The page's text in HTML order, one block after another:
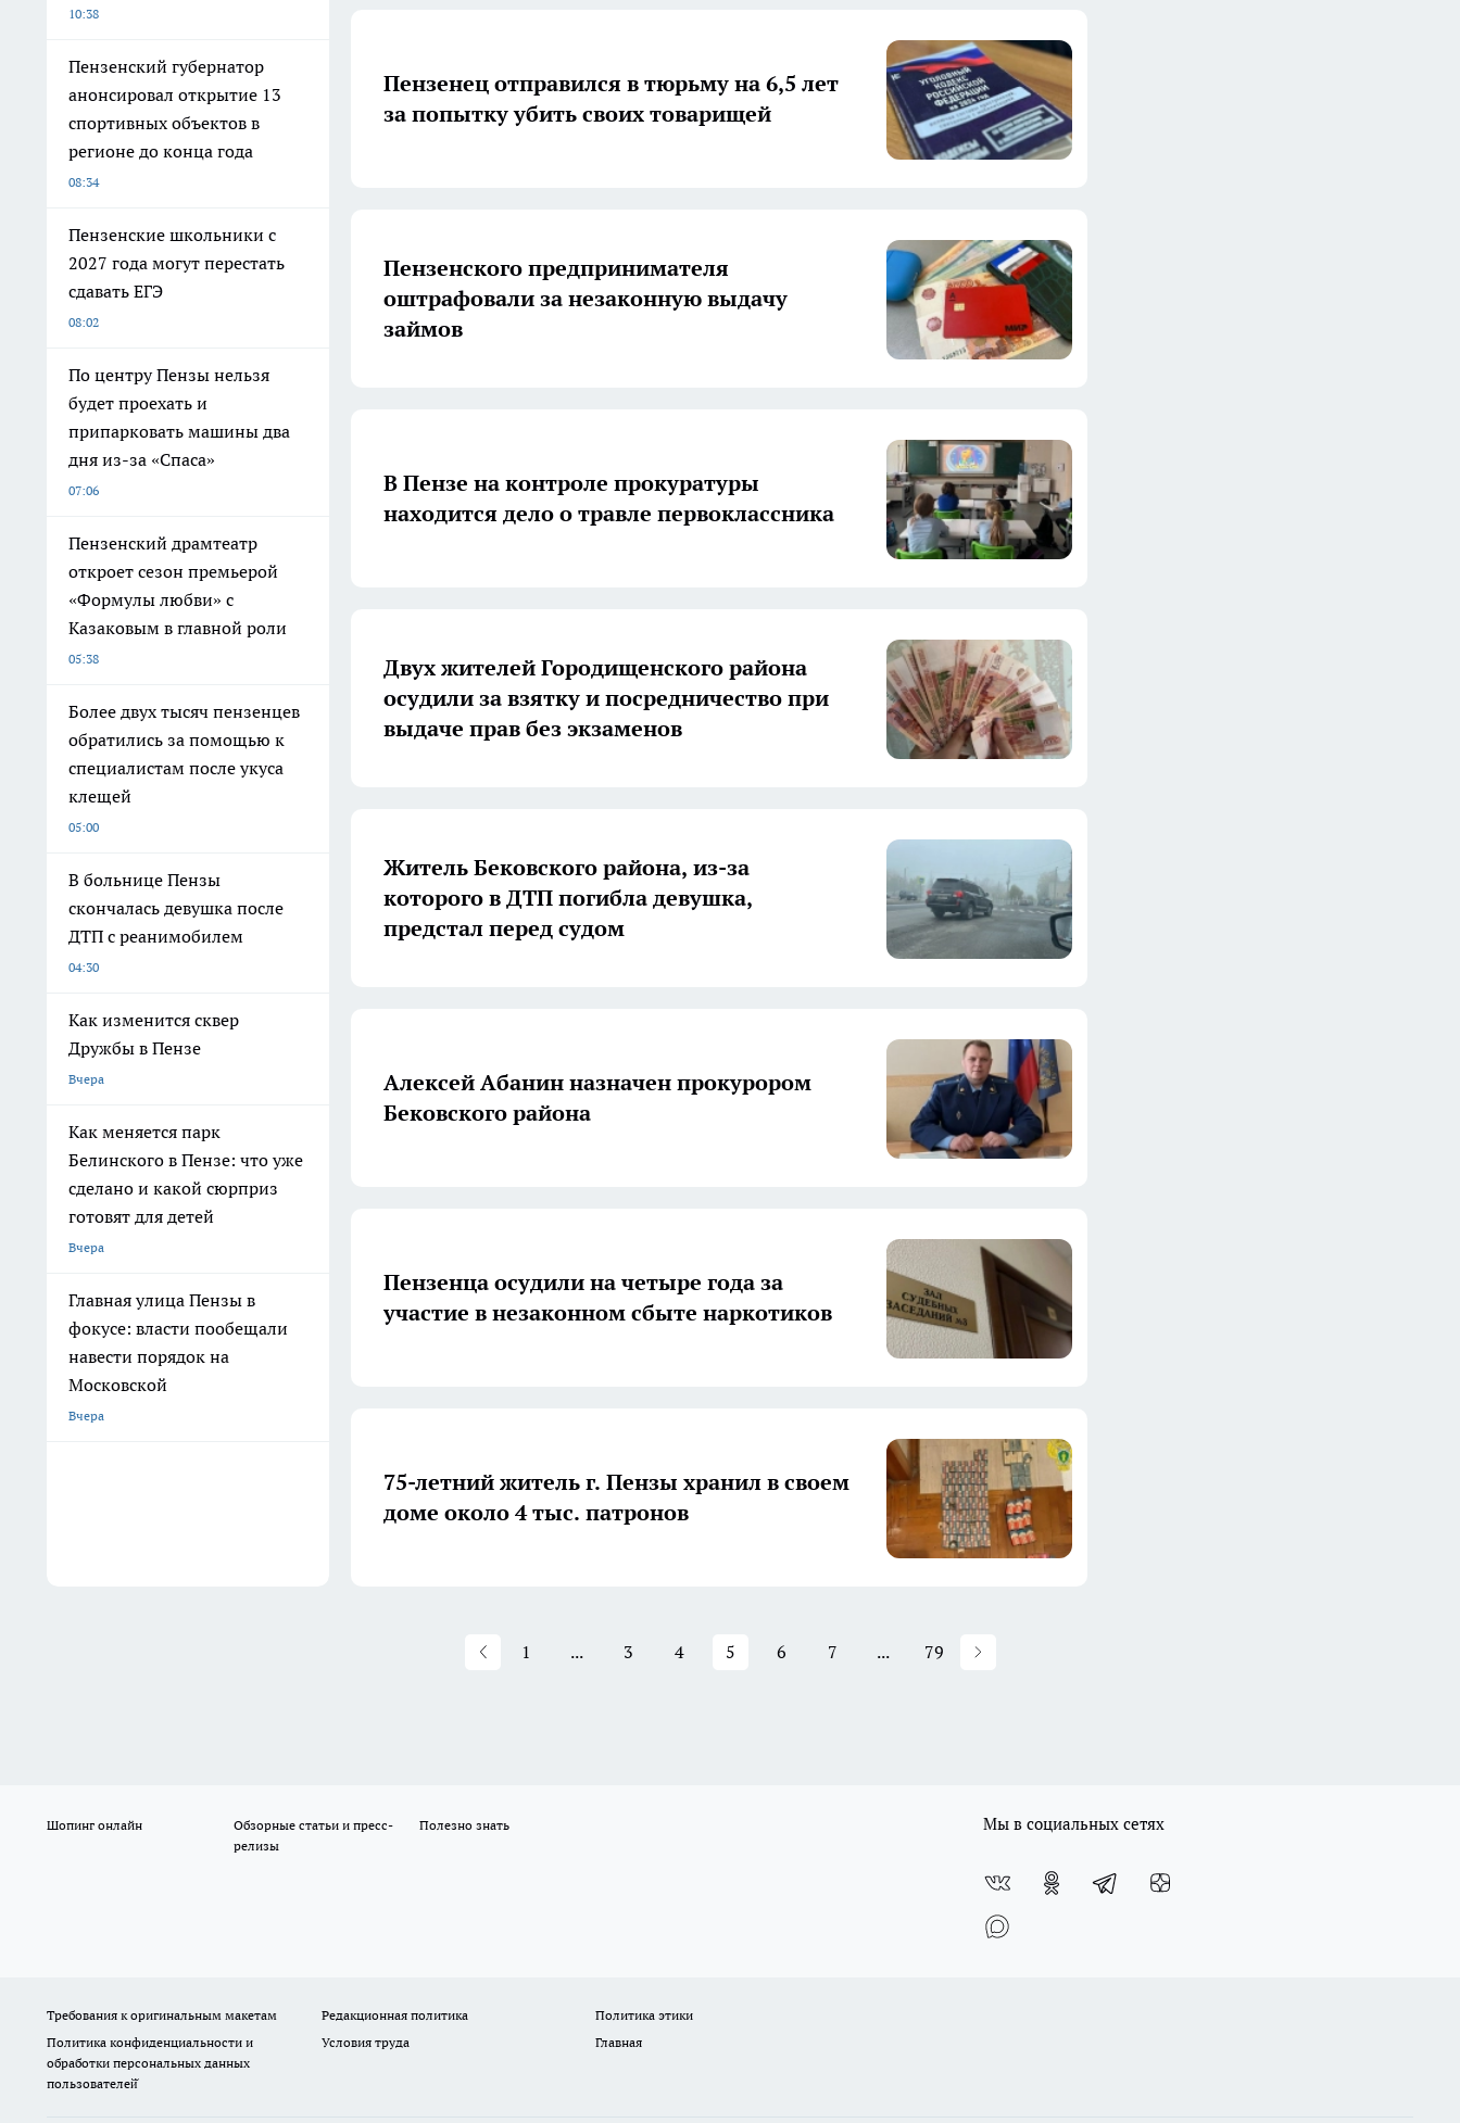
10:38
Пензенский губернатор
анонсировал открытие 13
спортивных объектов в
регионе до конца года
08:34
Пензенские школьники с
2027 года могут перестать
сдавать ЕГЭ
08:02
По центру Пензы нельзя
будет проехать и
припарковать машины два
дня из-за «Спаса»
07:06
Пензенский драмтеатр
откроет сезон премьерой
«Формулы любви» с
Казаковым в главной роли
05:38
Более двух тысяч пензенцев
обратились за помощью к
специалистам после укуса
клещей
05:00
В больнице Пензы
скончалась девушка после
ДТП с реанимобилем
04:30
Как изменится сквер
Дружбы в Пензе
Вчера
Как меняется парк
Белинского в Пензе: что уже
сделано и какой сюрприз
готовят для детей
Вчера
Главная улица Пензы в
фокусе: власти пообещали
навести порядок на
Московской
Вчера
Пензенец отправился в тюрьму на 6,5 лет
за попытку убить своих товарищей
Пензенского предпринимателя
оштрафовали за незаконную выдачу
займов
В Пензе на контроле прокуратуры
находится дело о травле первоклассника
Двух жителей Городищенского района
осудили за взятку и посредничество при
выдаче прав без экзаменов
Житель Бековского района, из-за
которого в ДТП погибла девушка,
предстал перед судом
Алексей Абанин назначен прокурором
Бековского района
Пензенца осудили на четыре года за
участие в незаконном сбыте наркотиков
75-летний житель г. Пензы хранил в своем
доме около 4 тыс. патронов
1 ... 3 4 5 6 7 ... 79
Шопинг онлайн
Обзорные статьи и пресс-
релизы
Полезно знать Мы в социальных сетях
Требования к оригинальным макетам Редакционная политика
Политика этики
Политика конфиденциальности и
обработки персональных данных
пользователей̆
Условия труда Главная